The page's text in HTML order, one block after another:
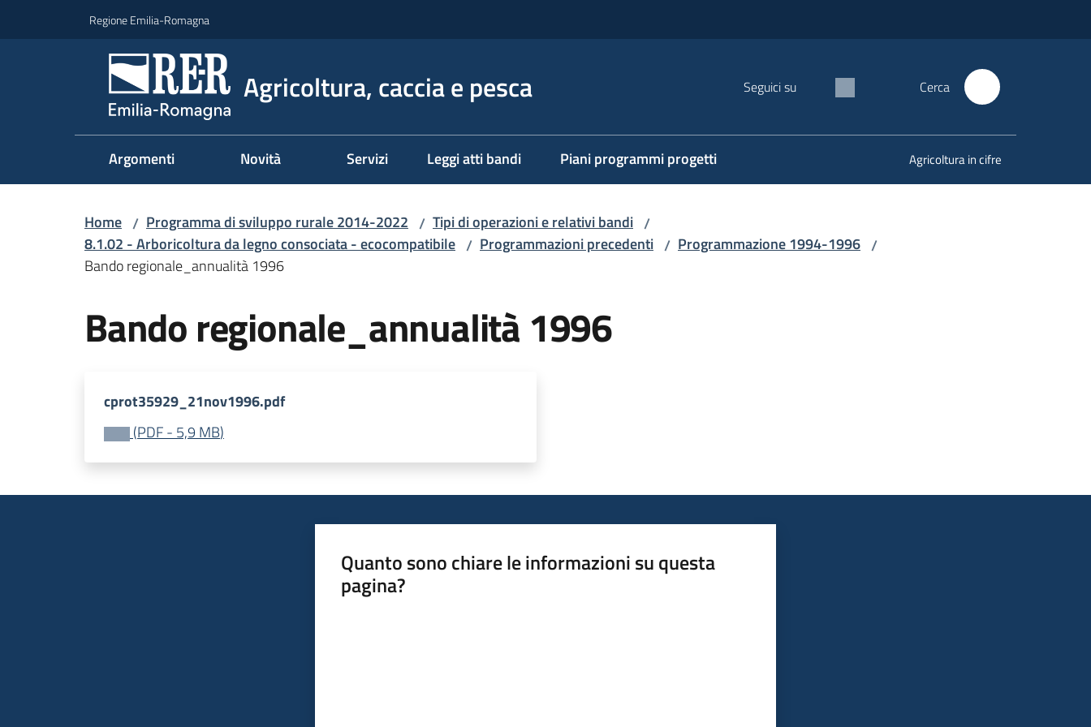
Regione Emilia-Romagna
Agricoltura, caccia e pesca Seguici su Cerca
Argomenti Novità Servizi Leggi atti bandi Piani programmi progetti Agricoltura in cifre
Home / Programma di sviluppo rurale 2014-2022 / Tipi di operazioni e relativi bandi /
8.1.02 - Arboricoltura da legno consociata - ecocompatibile / Programmazioni precedenti / Programmazione 1994-1996 /
Bando regionale_annualità 1996
Bando regionale_annualità 1996
cprot35929_21nov1996.pdf
(PDF- 5,9 MB)
Quanto sono chiare le informazioni su questa
pagina?